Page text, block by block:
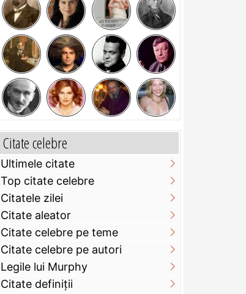
Citate celebre
Ultimele citate
Top citate celebre
Citatele zilei
Citate aleator
Citate celebre pe teme
Citate celebre pe autori
Legile lui Murphy
Citate definiţii